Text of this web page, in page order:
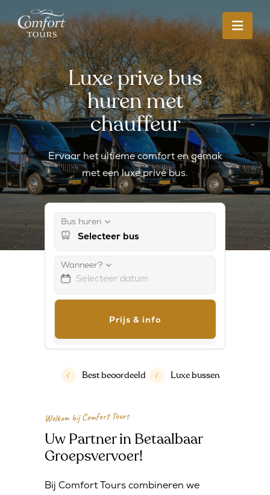
Luxe prive bus
huren met
chauffeur
Ervaar het ultieme comfort en gemak
met een luxe privé bus.
Bus huren
Wanneer?
DD
slash
slash
JJJJ
√ Best beoordeeld √ Luxe bussen
Welkom bij Comfort Tours
Uw Partner in Betaalbaar
Groepsvervoer!
Bij Comfort Tours combineren we